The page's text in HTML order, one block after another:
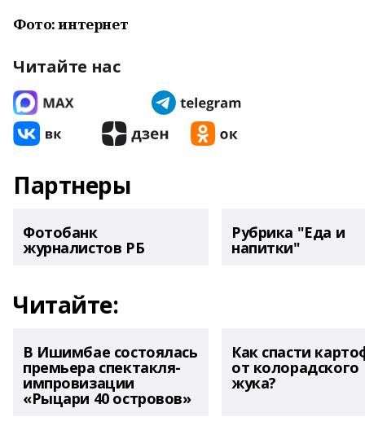
Фото: интернет
Читайте нас
Партнеры
Фотобанк
журналистов РБ
Рубрика "Еда и
напитки"
Читайте:
В Ишимбае состоялась
премьера спектакля-
импровизации
«Рыцари 40 островов»
Как спасти
от колорадского
жука?